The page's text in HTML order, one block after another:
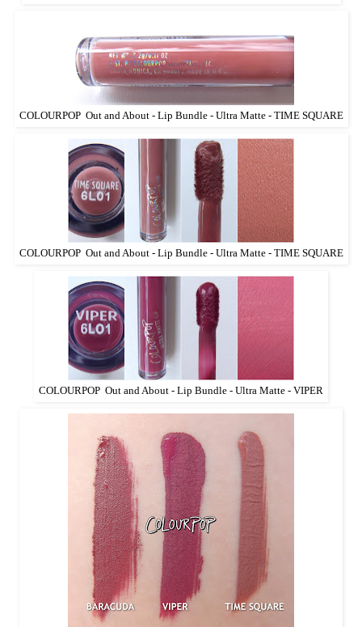
COLOURPOP Out and About - Lip Bundle - Ultra Matte - TIME SQUARE
COLOURPOP Out and About - Lip Bundle - Ultra Matte - TIME SQUARE
COLOURPOP Out and About - Lip Bundle - Ultra Matte - VIPER